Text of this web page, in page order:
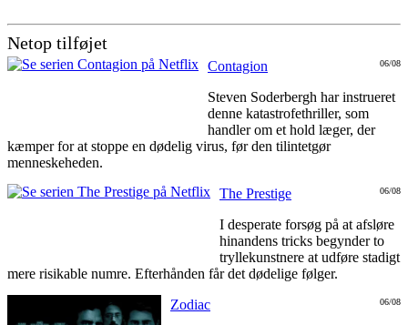
Netop tilføjet
06/08
Contagion
Steven Soderbergh har instrueret
denne katastrofethriller, som
handler om et hold læger, der
kæmper for at stoppe en dødelig virus, før den tilintetgør
menneskeheden.
06/08
The Prestige
I desperate forsøg på at afsløre
hinandens tricks begynder to
tryllekunstnere at udføre stadigt
mere risikable numre. Efterhånden får det dødelige følger.
06/08
Zodiac